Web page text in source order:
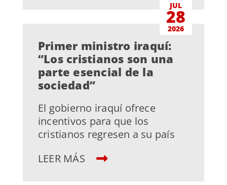
JUL
28
2026
Primer ministro iraquí:
“Los cristianos son una
parte esencial de la
sociedad”
El gobierno iraquí ofrece
incentivos para que los
cristianos regresen a su país
LEER MÁS